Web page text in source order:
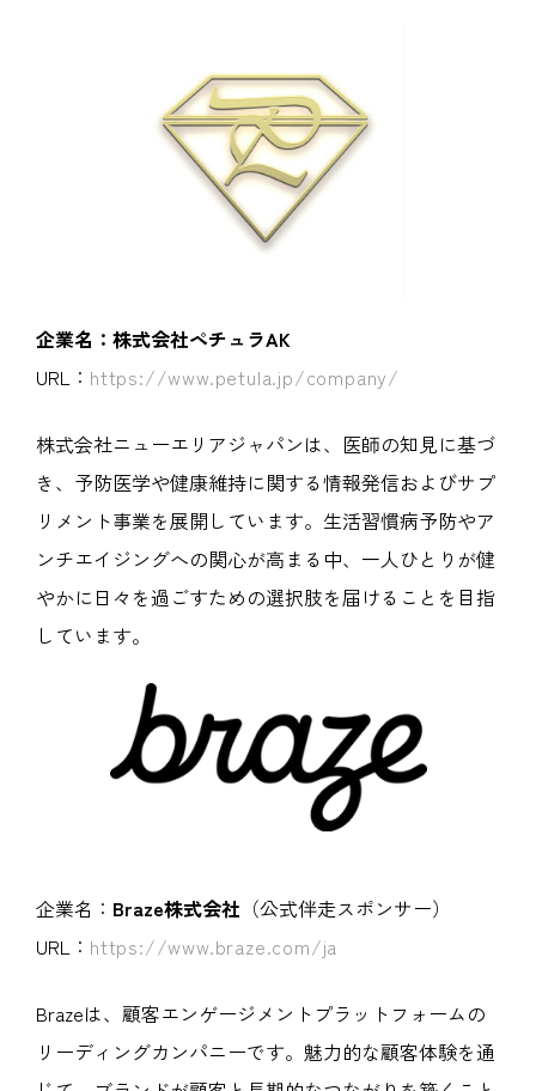
企業名：株式会社ペチュラAK
URL： https://www.petula.jp/company/
株式会社ニューエリアジャパンは、医師の知見に基づ
き、予防医学や健康維持に関する情報発信およびサプ
リメント事業を展開しています。生活習慣病予防やア
ンチエイジングへの関心が高まる中、一人ひとりが健
やかに日々を過ごすための選択肢を届けることを目指
しています。
企業名： Braze株式会社 （公式伴走スポンサー）
URL： https://www.braze.com/ja
Brazeは、顧客エンゲージメントプラットフォームの
リーディングカンパニーです。魅力的な顧客体験を通